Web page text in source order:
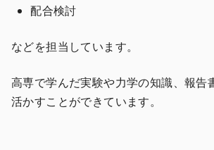
配合検討
などを担当しています。
高専で学んだ実験や力学の知識、報告
活かすことができています。